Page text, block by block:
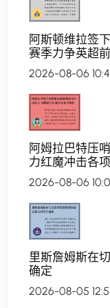
阿斯顿维拉签
赛季力争英超
2026-08-06
阿姆拉巴特压
力红魔冲击各
2026-08-06
里斯詹姆斯在
确定
2026-08-05